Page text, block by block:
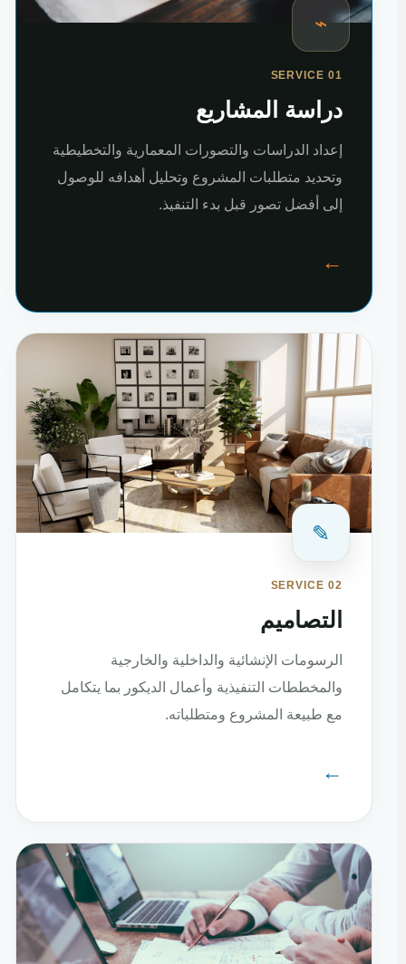
⌁
SERVICE 01
دراسة المشاريع
إعداد الدراسات والتصورات المعمارية والتخطيطية
وتحديد متطلبات المشروع وتحليل أهدافه للوصول
إلى أفضل تصور قبل بدء التنفيذ.
←
✎
SERVICE 02
التصاميم
الرسومات الإنشائية والداخلية والخارجية
والمخططات التنفيذية وأعمال الديكور بما يتكامل
مع طبيعة المشروع ومتطلباته.
←